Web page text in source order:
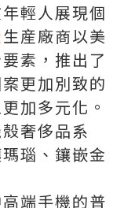
輕人展現個
生産廠商以美
素，推出了
更加別致的
加多元化。
奢侈品系
瑙、鑲嵌金
端手機的普